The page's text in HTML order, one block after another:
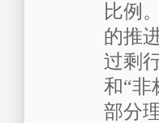
比例
的推
过剩
和“非
部分